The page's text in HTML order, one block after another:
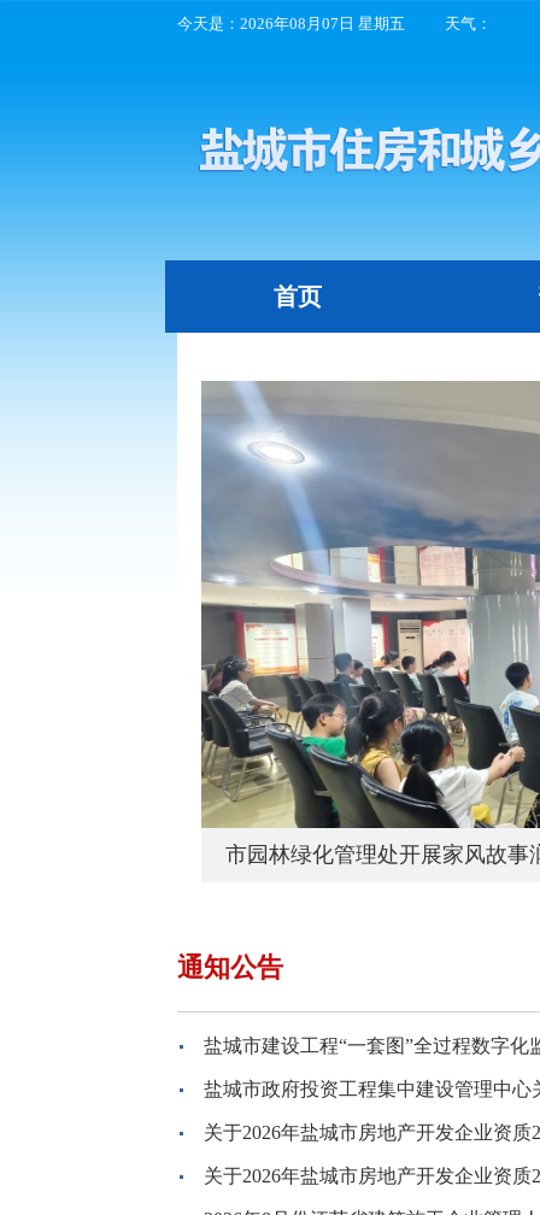
今天是： 2026年08月07日 星期五 天气：
首页
市园林绿化管理处开展家风故事
通知公告
盐城市建设工程“一套图”全过程数字
关于2026年盐城市房地产开发企业资
关于2026年盐城市房地产开发企业资